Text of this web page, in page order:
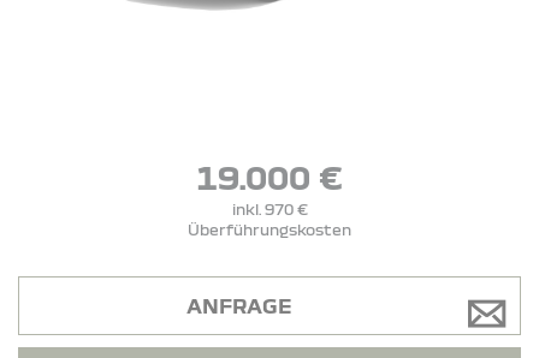
19.000 €
inkl. 970 €
Überführungskosten
ANFRAGE